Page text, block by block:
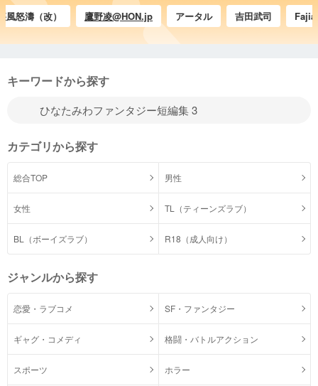
濤（改） 鷹野凌@HON.jp アータル 吉田武司 Fajiano
キーワードから探す
カテゴリから探す
総合TOP 男性
女性 TL（ティーンズラブ）
BL（ボーイズラブ） R18（成人向け）
ジャンルから探す
恋愛・ラブコメ SF・ファンタジー
ギャグ・コメディ 格闘・バトルアクション
スポーツ ホラー